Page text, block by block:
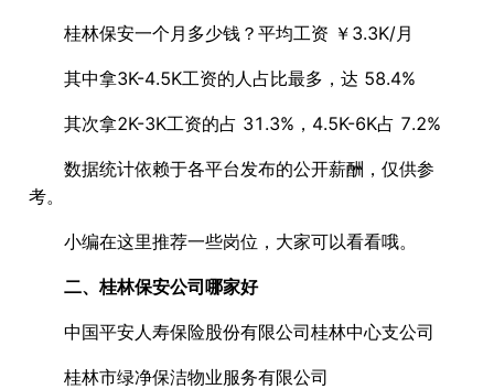
桂林保安一个月多少钱？平均工资 ￥3.3K/月
其中拿3K-4.5K工资的人占比最多，达 58.4%
其次拿2K-3K工资的占 31.3%，4.5K-6K占 7.2%
数据统计依赖于各平台发布的公开薪酬，仅供参
考。
小编在这里推荐一些岗位，大家可以看看哦。
二、桂林保安公司哪家好
中国平安人寿保险股份有限公司桂林中心支公司
桂林市绿净保洁物业服务有限公司